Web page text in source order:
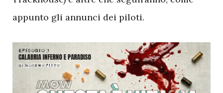
appunto gli annunci dei piloti.